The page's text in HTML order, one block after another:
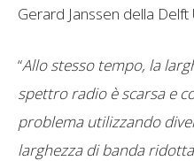
Gerard Janssen della
“Allo stesso tempo, la
spettro radio è scarsa e
problema utilizzando
larghezza di banda